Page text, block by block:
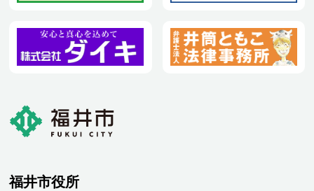
福井市役所